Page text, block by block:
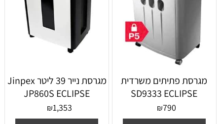
מגרסת פתיתים משרדית
SD9333 ECLIPSE
₪790
מגרסת נייר ‏39 ‏ליטר Jinpex
JP860S ECLIPSE
₪1,353